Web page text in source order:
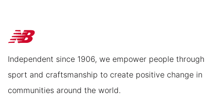
Independent since 1906, we empower people through
sport and craftsmanship to create positive change in
communities around the world.